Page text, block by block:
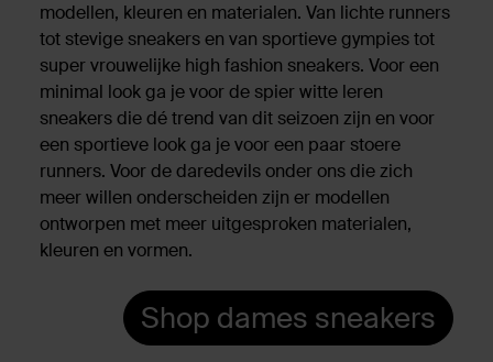
modellen, kleuren en materialen. Van lichte runners
tot stevige sneakers en van sportieve gympies tot
super vrouwelijke high fashion sneakers. Voor een
minimal look ga je voor de spier witte leren
sneakers die dé trend van dit seizoen zijn en voor
een sportieve look ga je voor een paar stoere
runners. Voor de daredevils onder ons die zich
meer willen onderscheiden zijn er modellen
ontworpen met meer uitgesproken materialen,
kleuren en vormen.
Shop dames sneakers